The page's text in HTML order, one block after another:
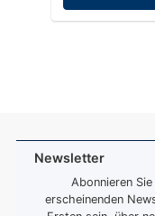
Newsletter
Abonnieren
erscheinenden